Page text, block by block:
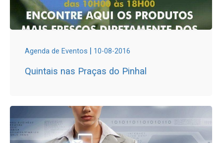
Agenda de Eventos | 10-08-2016
Quintais nas Praças do Pinhal